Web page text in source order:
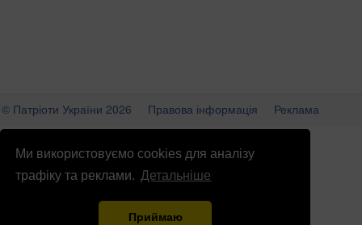
Ми використовуємо cookies для аналізу
трафіку та реклами. Детальніше
Приймаю
© Патріоти України 2026 Правова інформація
Реклама